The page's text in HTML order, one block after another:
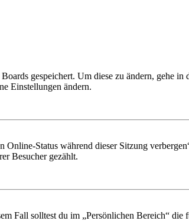
gespeichert. Um diese zu ändern, gehe
Einstellungen ändern.
Status während dieser Sitzung
Besucher gezählt.
Fall solltest du im „Persönlichen Bereich“